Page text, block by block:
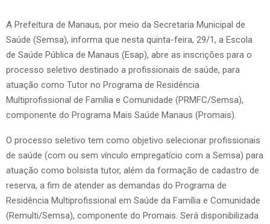
A Prefeitura de Manaus, por meio da Secretaria Municipal de
Saúde (Semsa), informa que nesta quinta-feira, 29/1, a Escola
de Saúde Pública de Manaus (Esap), abre as inscrições para o
processo seletivo destinado a profissionais de saúde, para
atuação como Tutor no Programa de Residência
Multiprofissional de Família e Comunidade (PRMFC/Semsa),
componente do Programa Mais Saúde Manaus (Promais).
O processo seletivo tem como objetivo selecionar profissionais
de saúde (com ou sem vínculo empregatício com a Semsa) para
atuação como bolsista tutor, além da formação de cadastro de
reserva, a fim de atender as demandas do Programa de
Residência Multiprofissional em Saúde da Família e Comunidade
(Remulti/Semsa), componente do Promais. Será disponibilizada